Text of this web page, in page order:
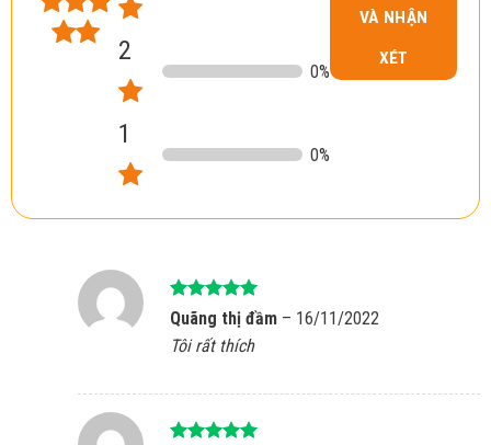
2
0%
1
0%
VÀ NHẬN
XÉT
Được xếp
hạng5
5
sao
Quãng thị đầm – 16/11/2022
Tôi rất thích